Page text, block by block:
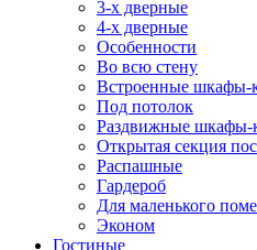
3-х дверные
4-х дверные
Особенности
Во всю стену
Встроенные шкафы-
Под потолок
Раздвижные шкафы-
Открытая секция
Распашные
Гардероб
Для маленького
Эконом
Гостиные